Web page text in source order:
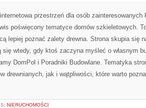
przestrzeń dla osób
poświęcony tematyce domów szkieletowych.
lepiej poznać zalety drewna. Strona skupia się
się wtedy, gdy ktoś zaczyna myśleć o własnym
DomPol i Poradniki Budowlane. Tematyka
drewnianych, jak i wątpliwości, które warto
NIERUCHOMOŚCI